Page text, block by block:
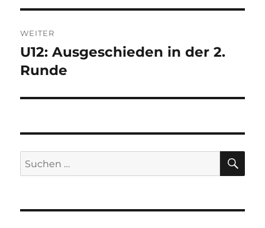
WEITER
Nächster
Beitrag:
U12: Ausgeschieden in der 2.
Runde
Suchen
nach: